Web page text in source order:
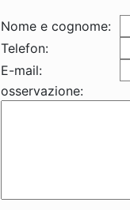
Nome e cognome:
Telefon:
E-mail:
osservazione: